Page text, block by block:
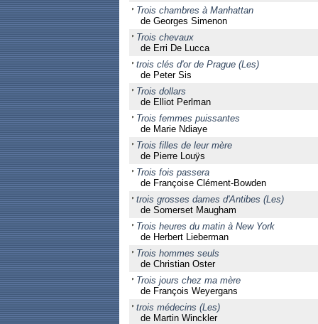
Trois chambres à Manhattan
de Georges Simenon
Trois chevaux
de Erri De Lucca
trois clés d'or de Prague (Les)
de Peter Sis
Trois dollars
de Elliot Perlman
Trois femmes puissantes
de Marie Ndiaye
Trois filles de leur mère
de Pierre Louÿs
Trois fois passera
de Françoise Clément-Bowden
trois grosses dames d'Antibes (Les)
de Somerset Maugham
Trois heures du matin à New York
de Herbert Lieberman
Trois hommes seuls
de Christian Oster
Trois jours chez ma mère
de François Weyergans
trois médecins (Les)
de Martin Winckler